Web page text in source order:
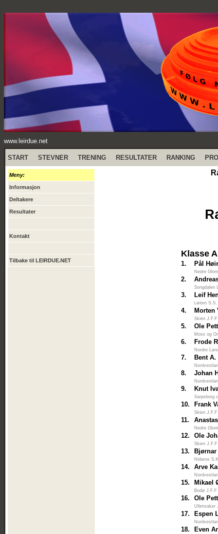
www.leirdue.net
START STEVNER TRENING RESULTATER RANKING
Meny:
Informasjon
Deltakere
Resultater
Kontakt
Tilbake til LEIRDUE.NET
Klasse A
1. Pål
Nedre
2.
Songdalen
3. Leif
Løiten S.S.
4. Morten
Skien J.F.F
5. Ole
Moss og
6. Frode
Nordre
7. Bent
8. Johan
9. Knut
Sarpsborg
10. Frank
Skien J.F.F
11.
Nedre
12. Ole
Skien J.F.F
13.
Nidaros
14. Arve
15. Mikael
Bodø J.F.F
16. Ole
Ullensaker
17. Espen
18. Even